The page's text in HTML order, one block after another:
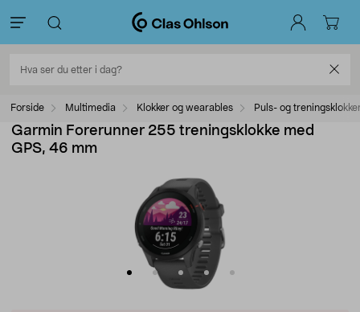
Forside Multimedia Klokker og wearables Puls- og
Garmin Forerunner 255 treningsklokke med
GPS, 46 mm